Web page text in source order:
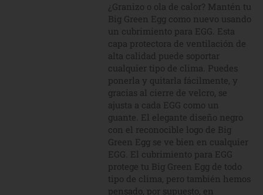
¿Granizo o ola de calor? Mantén tu
Big Green Egg como nuevo usando
un cubrimiento para EGG. Esta
capa protectora de ventilación de
alta calidad puede soportar
cualquier tipo de clima. Puedes
ponerla y quitarla fácilmente, y
gracias al cierre de velcro, se
ajusta a cada EGG como un
guante. El elegante diseño negro
con el reconocible logo de Big
Green Egg se ve bien en cualquier
EGG. El cubrimiento para EGG
protege tu Big Green Egg de todo
tipo de clima, pero también hemos
pensado, por supuesto, en